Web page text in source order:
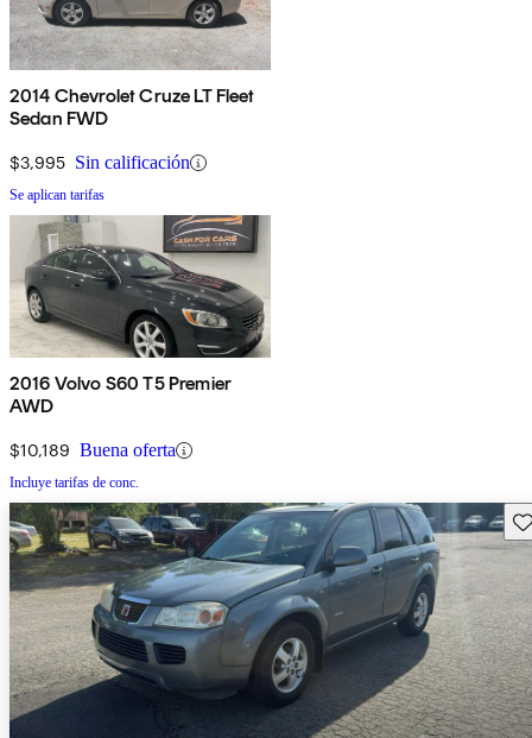
2014 Chevrolet Cruze LT Fleet
Sedan FWD
$3,995 Sin calificación
Se aplican tarifas
2016 Volvo S60 T5 Premier
AWD
$10,189 Buena oferta
Incluye tarifas de conc.